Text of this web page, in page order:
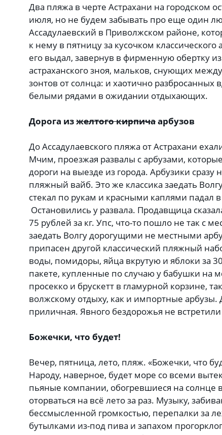
Два пляжа в черте Астрахани на городском
июля, но не будем забывать про еще один
Ассадулаевский в Приволжском районе,
к нему в пятницу за кусочком классического
его выдал, завернув в фирменную обертку
астраханского зноя, мальков, снующих
зонтов от солнца: и хаотично разбросанных
белыми рядами в ожидании отдыхающих.
Дорога изжелтого кирпичаарбузов
До Ассадулаевского пляжа от Астрахани
Мчим, проезжая развалы с арбузами,
дороги на выезде из города. Арбузики сразу
пляжный вайб. Это же классика заедать
стекал по рукам и красными каплями падал
Остановились у развала. Продавщица
75 рублей за кг. Упс, что-то пошло не так с
заедать Волгу дорогущими не местными
припасен другой классический пляжный
воды, помидоры, яйца вкрутую и яблоки за
пакете, купленные по случаю у бабушки на
просекко и брускетт в гламурной корзине,
волжскому отдыху, как и импортные арбузы.
приличная. Явного бездорожья не
Божечки, что будет!
Вечер, пятница, лето, пляж. «Божечки, что
Народу, наверное, будет море со всеми
пьяные компании, обогревшиеся на солнце
оторваться на всё лето за раз. Музыку,
бессмысленной громкостью, перепалки за
бутылками из-под пива и запахом